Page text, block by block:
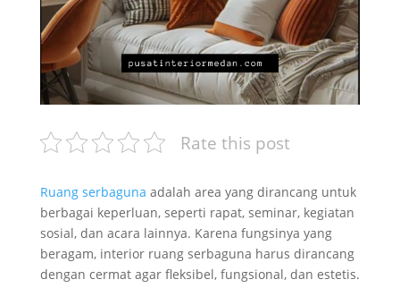
Rate this post
Ruang serbaguna adalah area yang dirancang untuk
berbagai keperluan, seperti rapat, seminar, kegiatan
sosial, dan acara lainnya. Karena fungsinya yang
beragam, interior ruang serbaguna harus dirancang
dengan cermat agar fleksibel, fungsional, dan estetis.